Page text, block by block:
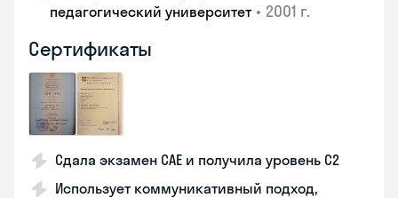
педагогический университет • 2001 г.
Сертификаты
Сдала экзамен CAE и получила уровень С2
Использует коммуникативный подход,